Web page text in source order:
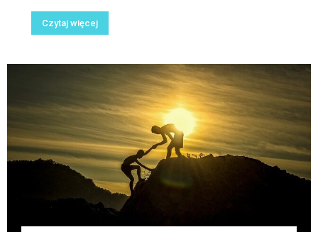
Czytaj więcej